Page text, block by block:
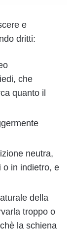
e
dritti:
che
quanto il
neutra,
o in indietro, e
della
troppo o
la schiena